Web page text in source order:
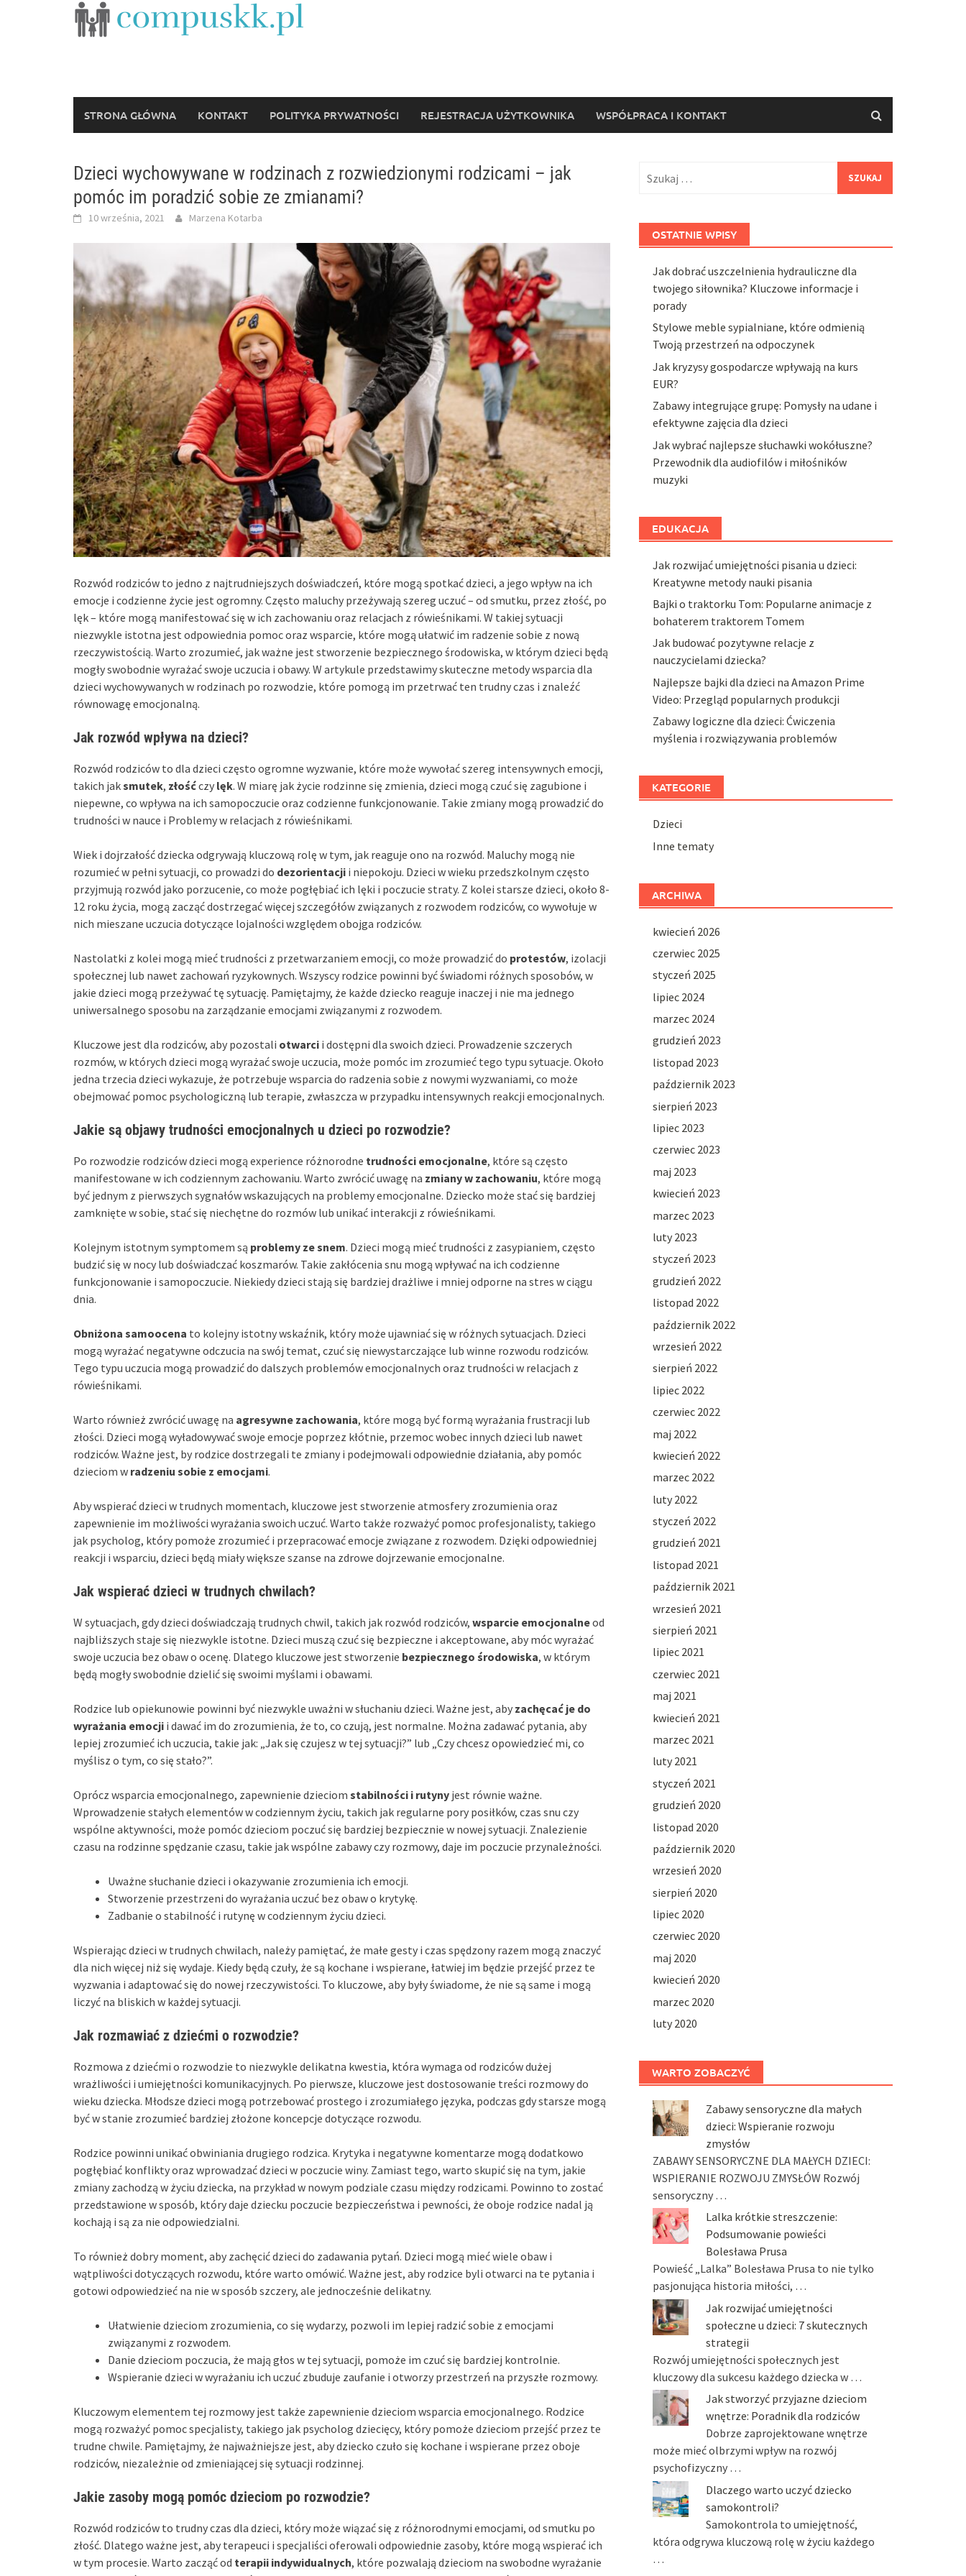
STRONA GŁÓWNA KONTAKT POLITYKA PRYWATNOŚCI REJESTRACJA UŻYTKOWNIKA WSPÓŁPRACA I KONTAKT
Dzieci wychowywane w rodzinach z rozwiedzionymi rodzicami – jak
pomóc im poradzić sobie ze zmianami?
10 września, 2021 Marzena Kotarba
Rozwód rodziców to jedno z najtrudniejszych doświadczeń, które mogą spotkać dzieci, a jego wpływ na ich
emocje i codzienne życie jest ogromny. Często maluchy przeżywają szereg uczuć – od smutku, przez złość, po
lęk – które mogą manifestować się w ich zachowaniu oraz relacjach z rówieśnikami. W takiej sytuacji
niezwykle istotna jest odpowiednia pomoc oraz wsparcie, które mogą ułatwić im radzenie sobie z nową
rzeczywistością. Warto zrozumieć, jak ważne jest stworzenie bezpiecznego środowiska, w którym dzieci będą
mogły swobodnie wyrażać swoje uczucia i obawy. W artykule przedstawimy skuteczne metody wsparcia dla
dzieci wychowywanych w rodzinach po rozwodzie, które pomogą im przetrwać ten trudny czas i znaleźć
równowagę emocjonalną.
Jak rozwód wpływa na dzieci?
Rozwód rodziców to dla dzieci często ogromne wyzwanie, które może wywołać szereg intensywnych emocji,
takich jaksmutek, złośćczy lęk. W miarę jak życie rodzinne się zmienia, dzieci mogą czuć się zagubione i
niepewne, co wpływa na ich samopoczucie oraz codzienne funkcjonowanie. Takie zmiany mogą prowadzić do
trudności w nauce i Problemy w relacjach z rówieśnikami.
Wiek i dojrzałość dziecka odgrywają kluczową rolę w tym, jak reaguje ono na rozwód. Maluchy mogą nie
rozumieć w pełni sytuacji, co prowadzi do dezorientacji i niepokoju. Dzieci w wieku przedszkolnym często
przyjmują rozwód jako porzucenie, co może pogłębiać ich lęki i poczucie straty. Z kolei starsze dzieci, około 8-
12 roku życia, mogą zacząć dostrzegać więcej szczegółów związanych z rozwodem rodziców, co wywołuje w
nich mieszane uczucia dotyczące lojalności względem obojga rodziców.
Nastolatki z kolei mogą mieć trudności z przetwarzaniem emocji, co może prowadzić do protestów, izolacji
społecznej lub nawet zachowań ryzykownych. Wszyscy rodzice powinni być świadomi różnych sposobów, w
jakie dzieci mogą przeżywać tę sytuację. Pamiętajmy, że każde dziecko reaguje inaczej i nie ma jednego
uniwersalnego sposobu na zarządzanie emocjami związanymi z rozwodem.
Kluczowe jest dla rodziców, aby pozostali otwarci i dostępni dla swoich dzieci. Prowadzenie szczerych
rozmów, w których dzieci mogą wyrażać swoje uczucia, może pomóc im zrozumieć tego typu sytuacje. Około
jedna trzecia dzieci wykazuje, że potrzebuje wsparcia do radzenia sobie z nowymi wyzwaniami, co może
obejmować pomoc psychologiczną lub terapie, zwłaszcza w przypadku intensywnych reakcji emocjonalnych.
Jakie są objawy trudności emocjonalnych u dzieci po rozwodzie?
Po rozwodzie rodziców dzieci mogą experience różnorodne trudności emocjonalne, które są często
manifestowane w ich codziennym zachowaniu. Warto zwrócić uwagę na zmiany w zachowaniu, które mogą
być jednym z pierwszych sygnałów wskazujących na problemy emocjonalne. Dziecko może stać się bardziej
zamknięte w sobie, stać się niechętne do rozmów lub unikać interakcji z rówieśnikami.
Kolejnym istotnym symptomem są problemy ze snem. Dzieci mogą mieć trudności z zasypianiem, często
budzić się w nocy lub doświadczać koszmarów. Takie zakłócenia snu mogą wpływać na ich codzienne
funkcjonowanie i samopoczucie. Niekiedy dzieci stają się bardziej drażliwe i mniej odporne na stres w ciągu
dnia.
Obniżona samoocena to kolejny istotny wskaźnik, który może ujawniać się w różnych sytuacjach. Dzieci
mogą wyrażać negatywne odczucia na swój temat, czuć się niewystarczające lub winne rozwodu rodziców.
Tego typu uczucia mogą prowadzić do dalszych problemów emocjonalnych oraz trudności w relacjach z
rówieśnikami.
Warto również zwrócić uwagę na agresywne zachowania, które mogą być formą wyrażania frustracji lub
złości. Dzieci mogą wyładowywać swoje emocje poprzez kłótnie, przemoc wobec innych dzieci lub nawet
rodziców. Ważne jest, by rodzice dostrzegali te zmiany i podejmowali odpowiednie działania, aby pomóc
dzieciom w radzeniu sobie z emocjami.
Aby wspierać dzieci w trudnych momentach, kluczowe jest stworzenie atmosfery zrozumienia oraz
zapewnienie im możliwości wyrażania swoich uczuć. Warto także rozważyć pomoc profesjonalisty, takiego
jak psycholog, który pomoże zrozumieć i przepracować emocje związane z rozwodem. Dzięki odpowiedniej
reakcji i wsparciu, dzieci będą miały większe szanse na zdrowe dojrzewanie emocjonalne.
Jak wspierać dzieci w trudnych chwilach?
W sytuacjach, gdy dzieci doświadczają trudnych chwil, takich jak rozwód rodziców, wsparcie emocjonalneod
najbliższych staje się niezwykle istotne. Dzieci muszą czuć się bezpieczne i akceptowane, aby móc wyrażać
swoje uczucia bez obaw o ocenę. Dlatego kluczowe jest stworzenie bezpiecznego środowiska, w którym
będą mogły swobodnie dzielić się swoimi myślami i obawami.
Rodzice lub opiekunowie powinni być niezwykle uważni w słuchaniu dzieci. Ważne jest, aby zachęcać je do
wyrażania emocji i dawać im do zrozumienia, że to, co czują, jest normalne. Można zadawać pytania, aby
lepiej zrozumieć ich uczucia, takie jak: „Jak się czujesz w tej sytuacji?” lub „Czy chcesz opowiedzieć mi, co
myślisz o tym, co się stało?”.
Oprócz wsparcia emocjonalnego, zapewnienie dzieciom stabilności i rutyny jest równie ważne.
Wprowadzenie stałych elementów w codziennym życiu, takich jak regularne pory posiłków, czas snu czy
wspólne aktywności, może pomóc dzieciom poczuć się bardziej bezpiecznie w nowej sytuacji. Znalezienie
czasu na rodzinne spędzanie czasu, takie jak wspólne zabawy czy rozmowy, daje im poczucie przynależności.
Uważne słuchanie dzieci i okazywanie zrozumienia ich emocji.
Stworzenie przestrzeni do wyrażania uczuć bez obaw o krytykę.
Zadbanie o stabilność i rutynę w codziennym życiu dzieci.
Wspierając dzieci w trudnych chwilach, należy pamiętać, że małe gesty i czas spędzony razem mogą znaczyć
dla nich więcej niż się wydaje. Kiedy będą czuły, że są kochane i wspierane, łatwiej im będzie przejść przez te
wyzwania i adaptować się do nowej rzeczywistości. To kluczowe, aby były świadome, że nie są same i mogą
liczyć na bliskich w każdej sytuacji.
Jak rozmawiać z dziećmi o rozwodzie?
Rozmowa z dziećmi o rozwodzie to niezwykle delikatna kwestia, która wymaga od rodziców dużej
wrażliwości i umiejętności komunikacyjnych. Po pierwsze, kluczowe jest dostosowanie treści rozmowy do
wieku dziecka. Młodsze dzieci mogą potrzebować prostego i zrozumiałego języka, podczas gdy starsze mogą
być w stanie zrozumieć bardziej złożone koncepcje dotyczące rozwodu.
Rodzice powinni unikać obwiniania drugiego rodzica. Krytyka i negatywne komentarze mogą dodatkowo
pogłębiać konflikty oraz wprowadzać dzieci w poczucie winy. Zamiast tego, warto skupić się na tym, jakie
zmiany zachodzą w życiu dziecka, na przykład w nowym podziale czasu między rodzicami. Powinno to zostać
przedstawione w sposób, który daje dziecku poczucie bezpieczeństwa i pewności, że oboje rodzice nadal ją
kochają i są za nie odpowiedzialni.
To również dobry moment, aby zachęcić dzieci do zadawania pytań. Dzieci mogą mieć wiele obaw i
wątpliwości dotyczących rozwodu, które warto omówić. Ważne jest, aby rodzice byli otwarci na te pytania i
gotowi odpowiedzieć na nie w sposób szczery, ale jednocześnie delikatny.
Ułatwienie dzieciom zrozumienia, co się wydarzy, pozwoli im lepiej radzić sobie z emocjami
związanymi z rozwodem.
Danie dzieciom poczucia, że mają głos w tej sytuacji, pomoże im czuć się bardziej kontrolnie.
Wspieranie dzieci w wyrażaniu ich uczuć zbuduje zaufanie i otworzy przestrzeń na przyszłe rozmowy.
Kluczowym elementem tej rozmowy jest także zapewnienie dzieciom wsparcia emocjonalnego. Rodzice
mogą rozważyć pomoc specjalisty, takiego jak psycholog dziecięcy, który pomoże dzieciom przejść przez te
trudne chwile. Pamiętajmy, że najważniejsze jest, aby dziecko czuło się kochane i wspierane przez oboje
rodziców, niezależnie od zmieniającej się sytuacji rodzinnej.
Jakie zasoby mogą pomóc dzieciom po rozwodzie?
Rozwód rodziców to trudny czas dla dzieci, który może wiązać się z różnorodnymi emocjami, od smutku po
złość. Dlatego ważne jest, aby terapeuci i specjaliści oferowali odpowiednie zasoby, które mogą wspierać ich
w tym procesie. Warto zacząć od terapii indywidualnych, które pozwalają dzieciom na swobodne wyrażanie
OSTATNIE WPISY
Jak dobrać uszczelnienia hydrauliczne dla
twojego siłownika? Kluczowe informacje i
porady
Stylowe meble sypialniane, które odmienią
Twoją przestrzeń na odpoczynek
Jak kryzysy gospodarcze wpływają na kurs
EUR?
Zabawy integrujące grupę: Pomysły na udane i
efektywne zajęcia dla dzieci
Jak wybrać najlepsze słuchawki wokółuszne?
Przewodnik dla audiofilów i miłośników
muzyki
EDUKACJA
Jak rozwijać umiejętności pisania u dzieci:
Kreatywne metody nauki pisania
Bajki o traktorku Tom: Popularne animacje z
bohaterem traktorem Tomem
Jak budować pozytywne relacje z
nauczycielami dziecka?
Najlepsze bajki dla dzieci na Amazon Prime
Video: Przegląd popularnych produkcji
Zabawy logiczne dla dzieci: Ćwiczenia
myślenia i rozwiązywania problemów
KATEGORIE
Dzieci
Inne tematy
ARCHIWA
kwiecień 2026
czerwiec 2025
styczeń 2025
lipiec 2024
marzec 2024
grudzień 2023
listopad 2023
październik 2023
sierpień 2023
lipiec 2023
czerwiec 2023
maj 2023
kwiecień 2023
marzec 2023
luty 2023
styczeń 2023
grudzień 2022
listopad 2022
październik 2022
wrzesień 2022
sierpień 2022
lipiec 2022
czerwiec 2022
maj 2022
kwiecień 2022
marzec 2022
luty 2022
styczeń 2022
grudzień 2021
listopad 2021
październik 2021
wrzesień 2021
sierpień 2021
lipiec 2021
czerwiec 2021
maj 2021
kwiecień 2021
marzec 2021
luty 2021
styczeń 2021
grudzień 2020
listopad 2020
październik 2020
wrzesień 2020
sierpień 2020
lipiec 2020
czerwiec 2020
maj 2020
kwiecień 2020
marzec 2020
luty 2020
WARTO ZOBACZYĆ
Zabawy sensoryczne dla małych
dzieci: Wspieranie rozwoju
zmysłów
ZABAWY SENSORYCZNE DLA MAŁYCH DZIECI:
WSPIERANIE ROZWOJU ZMYSŁÓW Rozwój
sensoryczny …
Lalka krótkie streszczenie:
Podsumowanie powieści
Bolesława Prusa
Powieść „Lalka” Bolesława Prusa to nie tylko
pasjonująca historia miłości, …
Jak rozwijać umiejętności
społeczne u dzieci: 7 skutecznych
strategii
Rozwój umiejętności społecznych jest
kluczowy dla sukcesu każdego dziecka w …
Jak stworzyć przyjazne dzieciom
wnętrze: Poradnik dla rodziców
Dobrze zaprojektowane wnętrze
może mieć olbrzymi wpływ na rozwój
psychofizyczny …
Dlaczego warto uczyć dziecko
samokontroli?
Samokontrola to umiejętność,
która odgrywa kluczową rolę w życiu każdego
…